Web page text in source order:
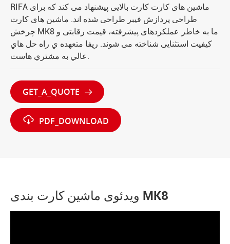
RIFA ماشین های کارت کارت بالایی پیشنهاد می کند که برای
طراحی پردازش فیبر طراحی شده اند. ماشین های کارت
چرخش MK8 ما به خاطر عملکردهای پیشرفته، قیمت رقابتی و
کیفیت استثنایی شناخته می شوند. ريفا متعهده ي راه حل هاي
عالي به مشتري هاست.
GET_A_QUOTE 
 PDF_DOWNLOAD
ویدئوی ماشین کارت بندی MK8